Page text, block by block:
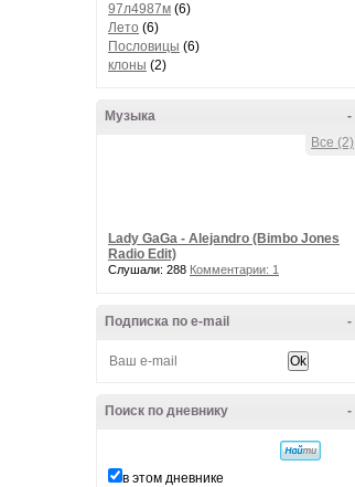
97л4987м (6)
Лето (6)
Пословицы (6)
клоны (2)
-
Музыка
Все (2)
Lady GaGa - Alejandro (Bimbo Jones
Radio Edit)
Слушали: 288 Комментарии: 1
-
Подписка по e-mail
-
Поиск по дневнику
в этом дневнике